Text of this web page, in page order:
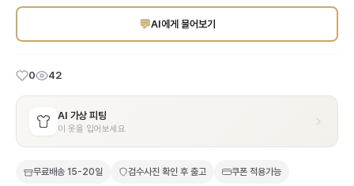
💬AI에게 물어보기
0 42
AI 가상 피팅
이 옷을 입어보세요
무료배송 15-20일 검수사진 확인 후 출고 쿠폰 적용가능